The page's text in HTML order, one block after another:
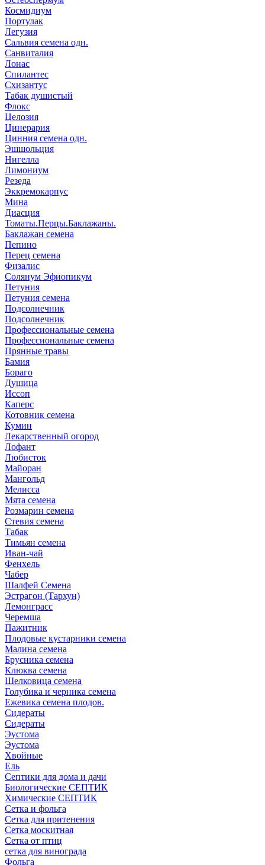
Космидиум
Портулак
Легузия
Сальвия семена одн.
Санвиталия
Лонас
Спилантес
Схизантус
Табак душистый
Флокс
Целозия
Цинерария
Цинния семена одн.
Эшшольция
Нигелла
Лимониум
Резеда
Эккремокарпус
Мина
Диасция
Томаты.Перцы.Баклажаны.
Баклажан семена
Пепино
Перец семена
Физалис
Солянум Эфиопикум
Петуния
Петуния семена
Подсолнечник
Подсолнечник
Профессиональные семена
Профессиональные семена
Прянные травы
Бамия
Бораго
Душица
Иссоп
Каперс
Котовник семена
Кумин
Лекарственный огород
Лофант
Любисток
Майоран
Мангольд
Мелисса
Мята семена
Розмарин семена
Стевия семена
Табак
Тимьян семена
Иван-чай
Фенхель
Чабер
Шалфей Семена
Эстрагон (Тархун)
Лемонграсс
Черемша
Пажитник
Плодовые кустарники семена
Малина семена
Брусника семена
Клюква семена
Шелковица семена
Голубика и черника семена
Ежевика семена плодов.
Сидераты
Сидераты
Эустома
Эустома
Хвойные
Ель
Септики для дома и дачи
Биологические СЕПТИК
Химические СЕПТИК
Сетка и фольга
Сетка для притенения
Сетка москитная
Сетка от птиц
сетка для винограда
Фольга